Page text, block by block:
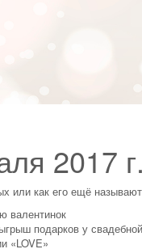
2017
или как его ещё
валентинок
подарков у
«LOVE»